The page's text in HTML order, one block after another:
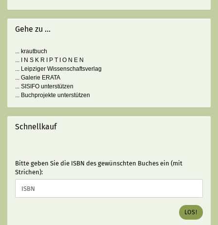
Gehe zu ...
... krautbuch
... I N S K R I P T I O N E N
... Leipziger Wissenschaftsverlag
... Galerie ERATA
... SISIFO unterstützen
... Buchprojekte unterstützen
Schnellkauf
BITTE
GEBEN
SIE
DIE
ISBN
Bitte geben Sie die ISBN des gewünschten Buches ein (mit
Strichen):
LOS!